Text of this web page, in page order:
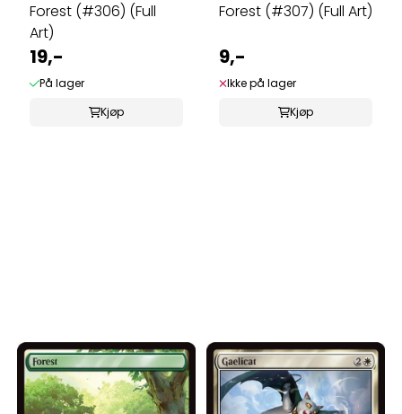
Forest (#306) (Full
Art)
19,-
På lager
Kjøp
Forest (#307) (Full Art)
9,-
Ikke på lager
Kjøp